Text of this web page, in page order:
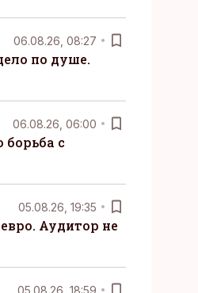
06.08.26, 08:27
по душе.
06.08.26, 06:00
борьба с
05.08.26, 19:35
Аудитор не
05.08.26, 18:59